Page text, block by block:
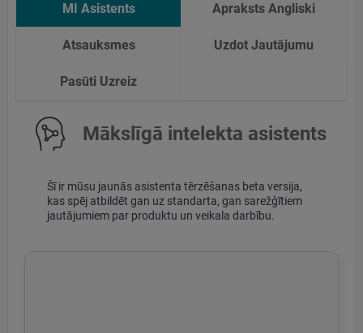
MI Asistents Apraksts Angliski
Atsauksmes Uzdot Jautājumu
Pasūti Uzreiz
Mākslīgā intelekta asistents
Šī ir mūsu jaunās asistenta tērzēšanas beta versija,
kas spēj atbildēt gan uz standarta, gan sarežģītiem
jautājumiem par produktu un veikala darbību.